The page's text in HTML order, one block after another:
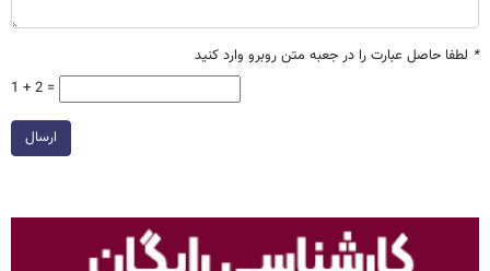
* لطفا حاصل عبارت را در جعبه متن روبرو وارد کنید
1 + 2 =
ارسال